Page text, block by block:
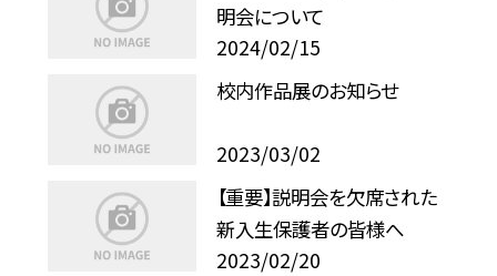
明会について
2024/02/15
校内作品展のお知らせ
2023/03/02
【重要】説明会を欠席された
新入生保護者の皆様へ
2023/02/20